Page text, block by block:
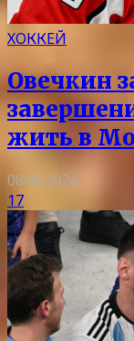
ХОККЕЙ
Овечкин
жить в
08.08.2026
17